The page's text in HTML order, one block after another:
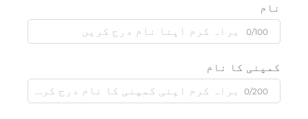
نام
0/100
کمپنی کا نام
0/200